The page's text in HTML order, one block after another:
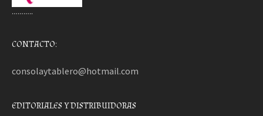
………..
CONTACTO:
consolaytablero@hotmail.com
EDITORIALES Y DISTRIBUIDORAS